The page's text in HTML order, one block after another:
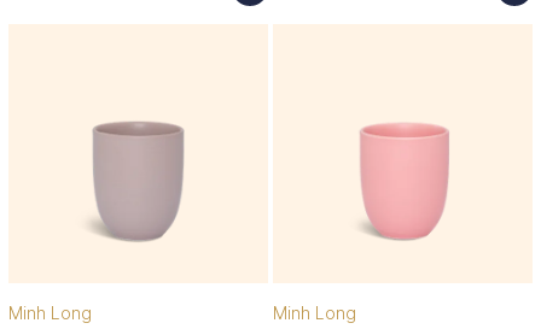
Minh Long Minh Long